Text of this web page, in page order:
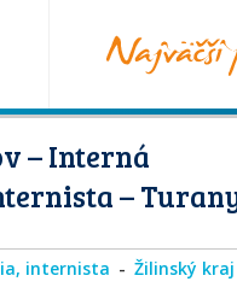
– Interná
–
internista Žilinský kraj